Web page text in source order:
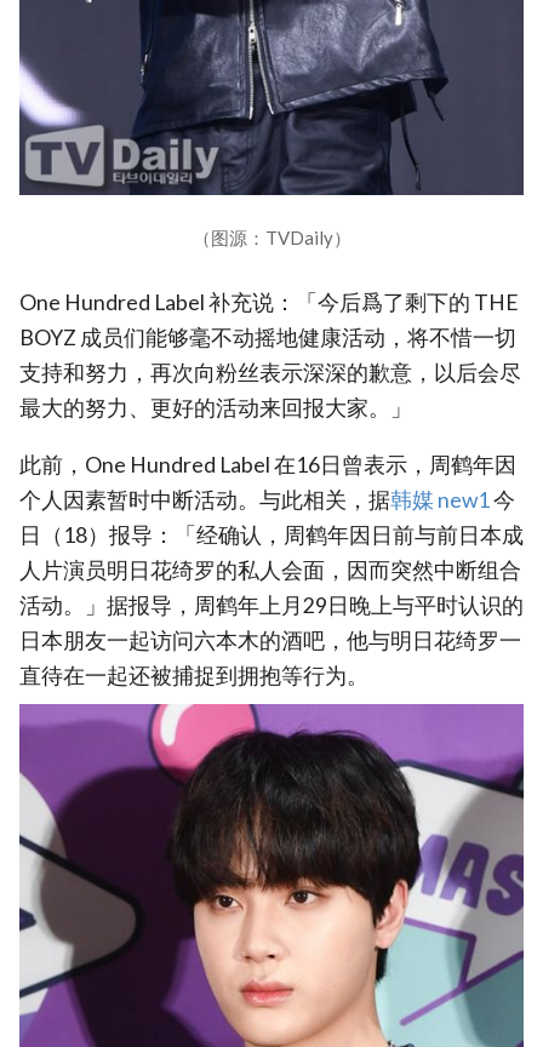
（图源：TVDaily）
One Hundred Label 补充说：「今后爲了剩下的 THE
BOYZ 成员们能够毫不动摇地健康活动，将不惜一切
支持和努力，再次向粉丝表示深深的歉意，以后会尽
最大的努力、更好的活动来回报大家。」
此前，One Hundred Label 在16日曾表示，周鹤年因
个人因素暂时中断活动。与此相关，据韩媒 new1今
日（18）报导：「经确认，周鹤年因日前与前日本成
人片演员明日花绮罗的私人会面，因而突然中断组合
活动。」据报导，周鹤年上月29日晚上与平时认识的
日本朋友一起访问六本木的酒吧，他与明日花绮罗一
直待在一起还被捕捉到拥抱等行为。